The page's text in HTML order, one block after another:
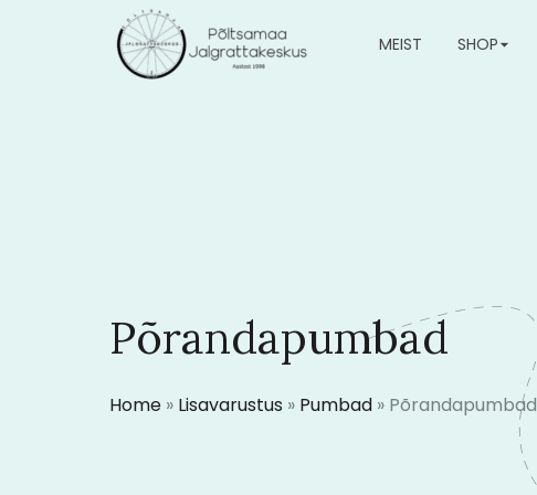
MEIST SHOP
Põrandapumbad
Home » Lisavarustus » Pumbad » Põrandapumbad